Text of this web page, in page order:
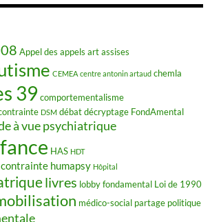
Appel des appels artassises
CEMEA centre antonin artaud chemla
39 comportementalisme
DSM débatdécryptage FondAmental
à vue psychiatrique
HAS HDT
humapsy Hôpital
livres lobby fondamental Loi de 1990
médico-social partage politique